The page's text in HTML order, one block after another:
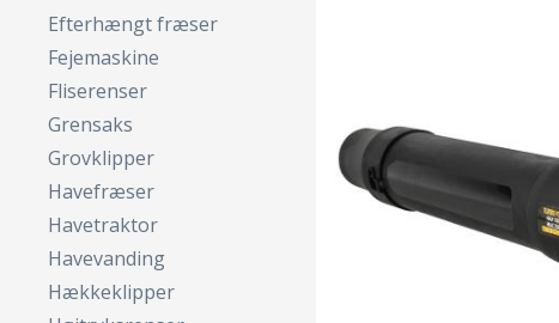
Efterhængt fræser
Fejemaskine
Fliserenser
Grensaks
Grovklipper
Havefræser
Havetraktor
Havevanding
Hækkeklipper